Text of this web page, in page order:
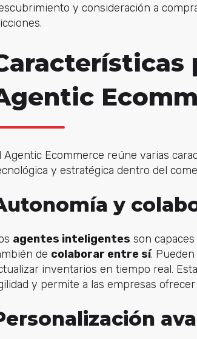
y consideración a
Agentic Ecommerce reúne varias
y estratégica dentro del
y
agentes inteligentes son
de colaborar entre sí.
inventarios en tiempo real.
y permite a las empresas